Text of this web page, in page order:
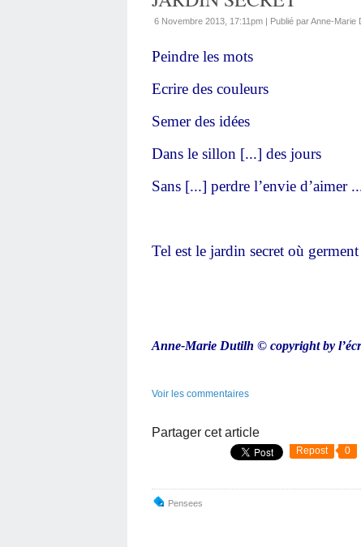
6 Novembre 2013, 17:11pm | Publié par Anne-Marie
Peindre les mots
Ecrire des couleurs
Semer des idées
Dans le sillon [...] des jours
Sans [...] perdre l’envie d’aimer
Tel est le jardin secret où
Anne-Marie Dutilh © copyright by
Voir les commentaires
Partager cet article
Repost 0
Pensees